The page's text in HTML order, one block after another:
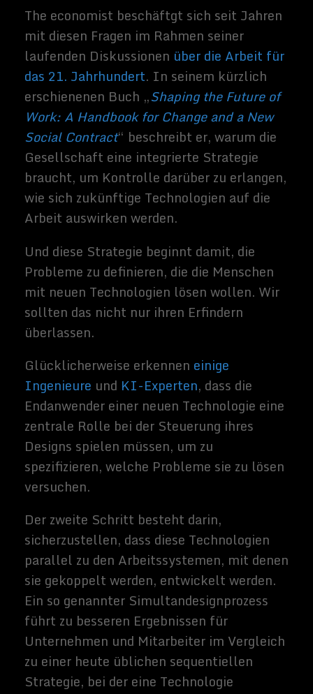
Arbeit auf Weisen erledigt wird, die
Produktivität und das Niveau des Services
erhöhen können, indem es die Aufgaben
vergrößert, die Menschen tun.
Arbeiter Weisheit
Aber der Prozess endet nicht damit. Die
Unternehmen müssen in die ständige
Weiterbildung investieren, damit ihre
Arbeitnehmer bereit sind, Einfluss zu
nehmen und sich dem technologischen
Wandel anpassen. Das ist der dritte Schritt,
um das Beste aus den neuen Technologien
herauszuholen.
Das muss beginnen, bevor sie eingeführt
werden. Der wichtige Teil davon ist, dass
die Arbeitnehmer lernen müssen,was
einige als „hybride“ Fähigkeiten
bezeichnen
: eine Kombination aus
technischem Wissen über die neue
Technologie mit Kommunikations- und
Unternehmen, deren Mitarbeiter über diese
Fähigkeiten verfügen, haben die besten
Chancen, den größten Nutzen aus ihren
Technologieinvestitionen zu ziehen. Es ist
nicht verwunderlich, dass diese hybriden
Fähigkeiten jetzt in hoher und wachsender
Nachfrage sind und gute bezahlt werden.
Nichts davon ist zu leugnen, dass einige
Arbeitsplätze abgebaut und einige
letzte Element einer integrierten Strategie
muss es also sein, den Vertriebenen bei der
Suche nach neuen Arbeitsplätzen zu helfen
und diejenigen, die dazu nicht in der Lage
sind, für die erlittenen Verluste zu
entschädigen. Ford und die vereinigten Auto
Workers zum Beispiel, h
Vorruhestandsleistungen und
Barabfindungen angeboten , zusätzlich zu
Umschulungshilfen, als sich das
Unternehmen von 2007 bis 2010
verkleinerte.